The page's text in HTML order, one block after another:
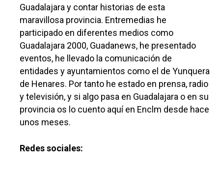
Guadalajara y contar historias de esta
maravillosa provincia. Entremedias he
participado en diferentes medios como
Guadalajara 2000, Guadanews, he presentado
eventos, he llevado la comunicación de
entidades y ayuntamientos como el de Yunquera
de Henares. Por tanto he estado en prensa, radio
y televisión, y si algo pasa en Guadalajara o en su
provincia os lo cuento aquí en Enclm desde hace
unos meses.
Redes sociales: